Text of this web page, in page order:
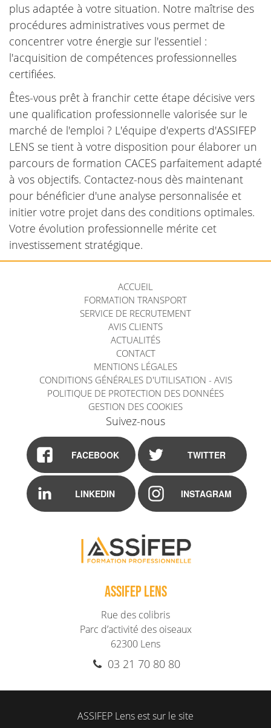
plus adaptée à votre situation. Notre maîtrise des
procédures administratives vous permet de
concentrer votre énergie sur l'essentiel :
l'acquisition de compétences professionnelles
certifiées.
Êtes-vous prêt à franchir cette étape décisive vers
une qualification professionnelle valorisée sur le
marché de l'emploi ? L'équipe d'experts d'ASSIFEP
LENS se tient à votre disposition pour élaborer un
parcours de formation CACES parfaitement adapté
à vos objectifs. Contactez-nous dès maintenant
pour bénéficier d'une analyse personnalisée et
initier votre projet dans des conditions optimales.
Votre évolution professionnelle mérite cet
investissement stratégique.
ACCUEIL
FORMATION TRANSPORT
SERVICE DE RECRUTEMENT
AVIS CLIENTS
ACTUALITÉS
CONTACT
MENTIONS LÉGALES
CONDITIONS GÉNÉRALES D'UTILISATION - AVIS
POLITIQUE DE PROTECTION DES DONNÉES
GESTION DES COOKIES
Suivez-nous
FACEBOOK TWITTER
LINKEDIN INSTAGRAM
ASSIFEP LENS
Rue des colibris
Parc d’activité des oiseaux
62300 Lens
03 21 70 80 80
ASSIFEP Lens est sur le site